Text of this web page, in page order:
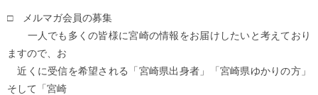
□ メルマガ会員の募集
一人でも多くの皆様に宮崎の情報をお届けしたいと考えており
ますので、お
近くに受信を希望される「宮崎県出身者」「宮崎県ゆかりの方」
そして「宮崎